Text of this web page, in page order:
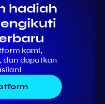
hadiah
kami,
dan dapatkan